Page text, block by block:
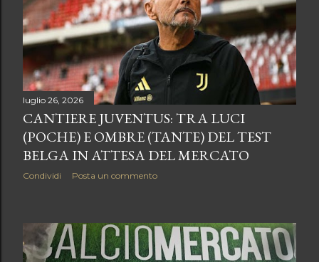
luglio 26, 2026
CANTIERE JUVENTUS: TRA LUCI
(POCHE) E OMBRE (TANTE) DEL TEST
BELGA IN ATTESA DEL MERCATO
Condividi Posta un commento